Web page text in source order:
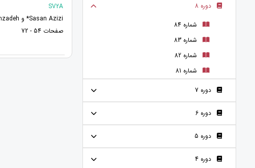
دوره 8
شماره 84
شماره 83
شماره 82
شماره 81
دوره 7
دوره 6
دوره 5
دوره 4
SV2A
Sasan Azizi* و Fatemeh Bossaghzadeh
صفحات 54 - 72